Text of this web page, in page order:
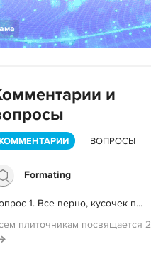
и
ВОПРОСЫ
Formating
1. Все верно, кусочек п...
плиточникам посвящается 2